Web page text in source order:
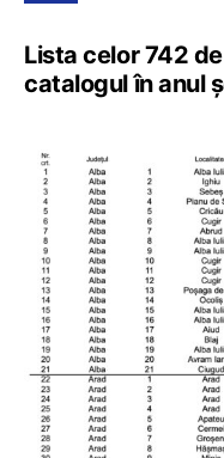
Lista celor 742
catalogul în anul